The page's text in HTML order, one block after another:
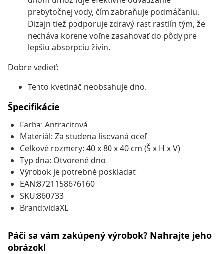
prebytočnej vody, čím zabraňuje podmáčaniu.
Dizajn tiež podporuje zdravý rast rastlín tým, že
necháva korene voľne zasahovať do pôdy pre
lepšiu absorpciu živín.
Dobre vedieť:
Tento kvetináč neobsahuje dno.
Špecifikácie
Farba: Antracitová
Materiál: Za studena lisovaná oceľ
Celkové rozmery: 40 x 80 x 40 cm (Š x H x V)
Typ dna: Otvorené dno
Výrobok je potrebné poskladať
EAN:8721158676160
SKU:860733
Brand:vidaXL
Páči sa vám zakúpený výrobok? Nahrajte jeho
obrázok!